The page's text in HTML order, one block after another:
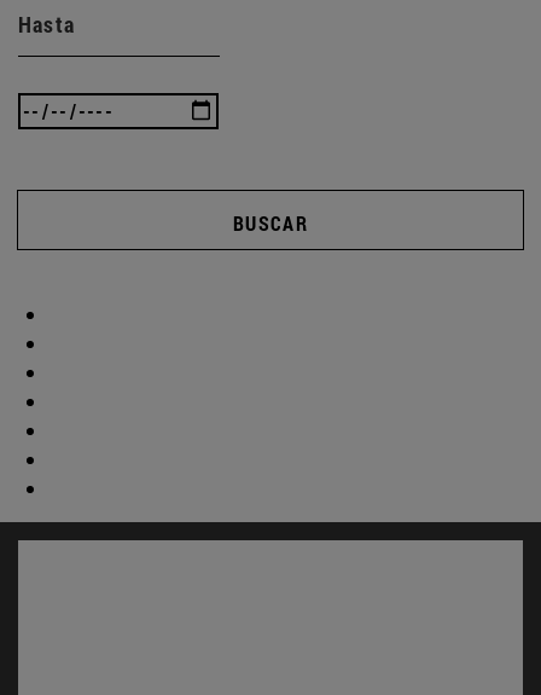
Hasta
BUSCAR